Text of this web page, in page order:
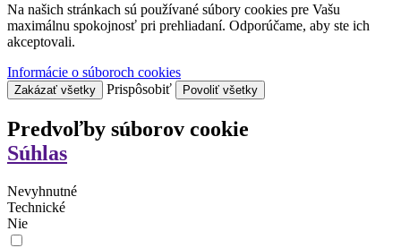
Na našich stránkach sú používané súbory cookies pre Vašu
maximálnu spokojnosť pri prehliadaní. Odporúčame, aby ste ich
akceptovali.
Informácie o súboroch cookies
Zakázať všetky Prispôsobiť Povoliť všetky
Predvoľby súborov cookie
Súhlas
Nevyhnutné
Technické
Nie